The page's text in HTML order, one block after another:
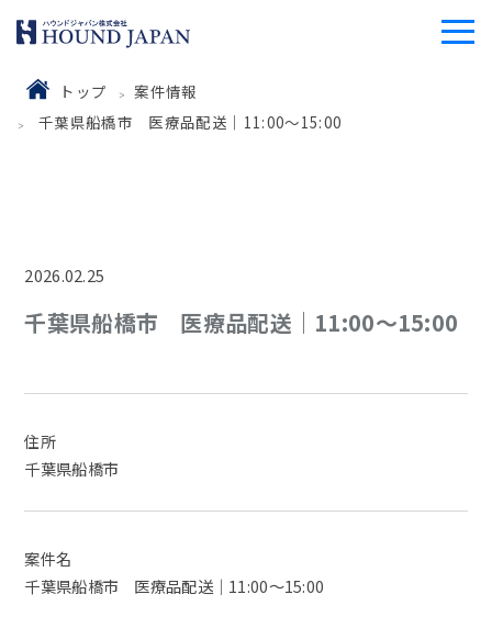
トップ
案件情報
千葉県船橋市 医療品配送｜11:00～15:00
2026.02.25
千葉県船橋市 医療品配送｜11:00～15:00
住所
千葉県船橋市
案件名
千葉県船橋市 医療品配送｜11:00～15:00